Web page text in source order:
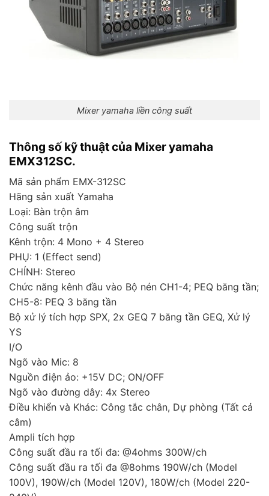
Mixer yamaha liền công suất
Thông số kỹ thuật của Mixer yamaha
EMX312SC.
Mã sản phẩm EMX-312SC
Hãng sản xuất Yamaha
Loại: Bàn trộn âm
Công suất trộn
Kênh trộn: 4 Mono + 4 Stereo
PHỤ: 1 (Effect send)
CHÍNH: Stereo
Chức năng kênh đầu vào Bộ nén CH1-4; PEQ băng tần;
CH5-8: PEQ 3 băng tần
Bộ xử lý tích hợp SPX, 2x GEQ 7 băng tần GEQ, Xử lý
YS
I/O
Ngõ vào Mic: 8
Nguồn điện ảo: +15V DC; ON/OFF
Ngõ vào đường dây: 4x Stereo
Điều khiển và Khác: Công tắc chân, Dự phòng (Tất cả
câm)
Ampli tích hợp
Công suất đầu ra tối đa: @4ohms 300W/ch
Công suất đầu ra tối đa @8ohms 190W/ch (Model
100V), 190W/ch (Model 120V), 180W/ch (Model 220-